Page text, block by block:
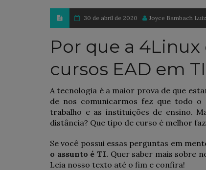
30 de abril de 2020 Joyce Bambach Luiz
Por que a
cursos EAD em
A tecnologia é a maior prova de que
de nos comunicarmos fez que todo o
trabalho e as instituições de ensino.
distância? Que tipo de curso é melhor
Se você possui essas perguntas em
o assunto é TI. Quer saber mais sobre
Leia nosso texto até o fim e confira!